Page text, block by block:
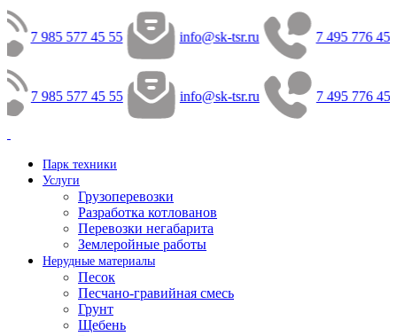
7 985 577 45 55 info@sk-tsr.ru 7 495 776 45
7 985 577 45 55 info@sk-tsr.ru 7 495 776 45
Парк техники
Услуги
Грузоперевозки
Разработка котлованов
Перевозки негабарита
Землеройные работы
Нерудные материалы
Песок
Песчано-гравийная смесь
Грунт
Щебень